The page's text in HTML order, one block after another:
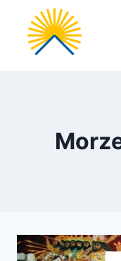
Przejdź
treści